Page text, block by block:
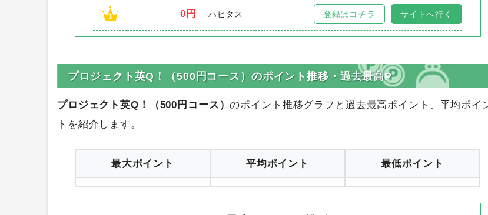
1 0円 ハピタス 登録はコチラ サイトへ行く
プロジェクト英Q！（500円コース）
のポイント推移グラフと過去最高ポイント、平均ポイン